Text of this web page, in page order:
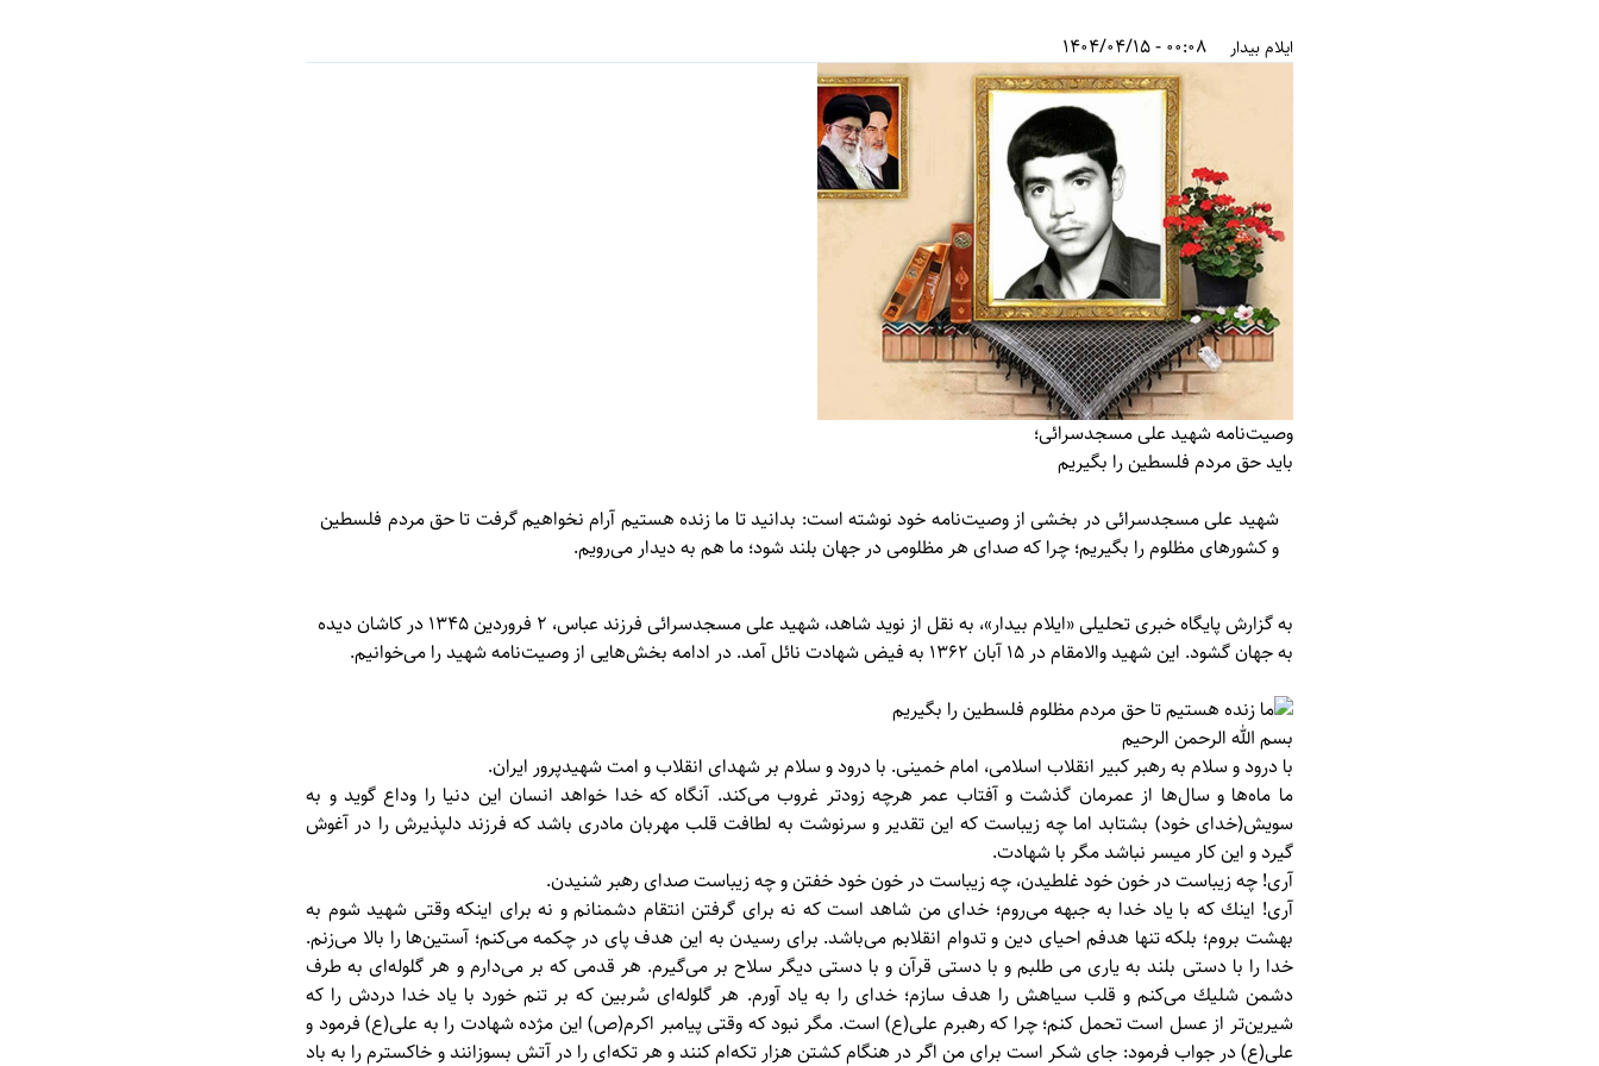
ایلام بیدار 00:08 - 1404/04/15
وصیت‌نامه شهید علی مسجد‌سرائی؛
باید حق مردم فلسطین را بگیریم
شهید علی مسجد‌سرائی در بخشی از وصیت‌نامه خود نوشته است: بدانيد تا ما زنده هستيم آرام نخواهيم گرفت تا حق مردم فلسطين
و کشورهای مظلوم را بگيريم؛ چرا كه صداى هر مظلومى در جهان بلند شود؛ ما هم به ديدار مى‌رويم.
به گزارش پایگاه خبری تحلیلی «ایلام بیدار»
، به نقل از نوید شاهد، شهید علی مسجدسرائی فرزند عباس، 2 فروردین 1345 در کاشان دیده
به جهان گشود. این شهید والامقام در 15 آبان 1362 به فیض شهادت نائل آمد. در ادامه بخش‌هایی از وصیت‌نامه شهید را می‌خوانیم.
بسم الله الرحمن الرحيم
با درود و سلام به رهبر كبير انقلاب اسلامى، امام خمينى. با درود و سلام بر شهداى انقلاب و امت شهيد‌پرور ايران.
ما ماه‌ها و سال‌ها از عمرمان گذشت و آفتاب عمر هرچه زودتر غروب مى‌كند. آنگاه كه خدا خواهد انسان اين دنيا را وداع گويد و به
سويش(خدای خود) بشتابد اما چه زيباست كه اين تقدير و سرنوشت به لطافت قلب مهربان مادری باشد كه فرزند دلپذيرش را در آغوش
گيرد و اين كار ميسر نباشد مگر با شهادت.
آرى! چه زيباست در خون خود غلطيدن، چه زيباست در خون خود خفتن و چه زيباست صداى رهبر شنيدن.
آرى! اينك كه با ياد خدا به جبهه مى‌روم؛ خداى من شاهد است كه نه براى گرفتن انتقام دشمنانم و نه براى اينكه وقتى شهيد شوم به
بهشت بروم؛ بلكه تنها هدفم احياى دين و تدوام انقلابم مى‌باشد. براى رسيدن به اين هدف پاى در چكمه مى‌كنم؛ آستين‌ها را بالا مى‌زنم.
خدا را با دستى بلند به يارى مى طلبم و با دستى قرآن و با دستى ديگر سلاح بر مى‌گيرم. هر قدمى كه بر می‌دارم و هر گلوله‌اى به طرف
دشمن شليك مى‌كنم و قلب سياهش را هدف سازم؛ خداى را به ياد آورم. هر گلوله‌ای سُربين كه بر تنم خورد با ياد خدا دردش را كه
شيرين‌تر از عسل است تحمل كنم؛ چرا كه رهبرم على(ع) است. مگر نبود كه وقتى پيامبر اكرم(ص) اين مژده شهادت را به على(ع) فرمود و
على(ع) در جواب فرمود: جای شكر است براى من اگر در هنگام كشتن هزار تكه‌ام كنند و هر تكه‌اى را در آتش بسوزانند و خاكسترم را به باد